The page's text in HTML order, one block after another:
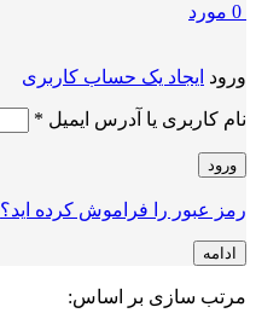
0 مورد
ورود ایجاد یک حساب کاربری
نام کاربری یا آدرس ایمیل *
ورود
رمز عبور را فراموش کرده اید؟
ادامه
مرتب سازی بر اساس: